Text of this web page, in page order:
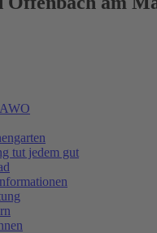
tut jedem gut